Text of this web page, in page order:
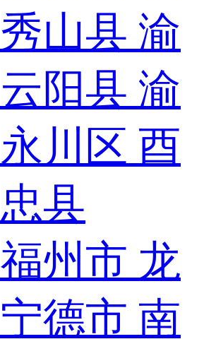
秀山县 渝
云阳县 渝
永川区 酉
忠县
福州市 龙
宁德市 南